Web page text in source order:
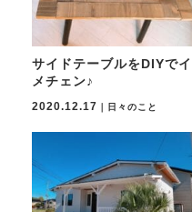
サイドテーブルをDIYでイ
メチェン♪
2020.12.17 ｜日々のこと